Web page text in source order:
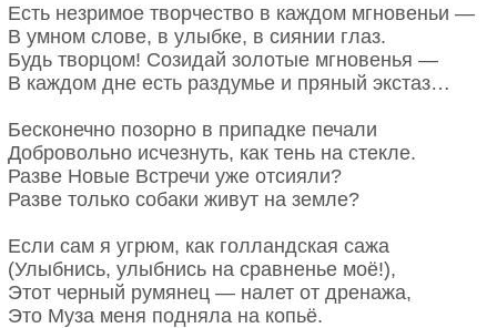
Есть незримое творчество в каждом мгновеньи —
В умном слове, в улыбке, в сиянии глаз.
Будь творцом! Созидай золотые мгновенья —
В каждом дне есть раздумье и пряный экстаз…
Бесконечно позорно в припадке печали
Добровольно исчезнуть, как тень на стекле.
Разве Новые Встречи уже отсияли?
Разве только собаки живут на земле?
Если сам я угрюм, как голландская сажа
(Улыбнись, улыбнись на сравненье моё!),
Этот черный румянец — налет от дренажа,
Это Муза меня подняла на копьё.